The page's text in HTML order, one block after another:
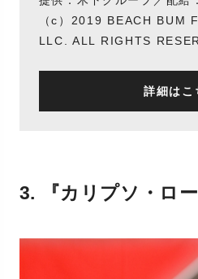
（c）2019 BEACH BUM
LLC. ALL RIGHTS
詳細はこ
3. 『カリプソ・ロー